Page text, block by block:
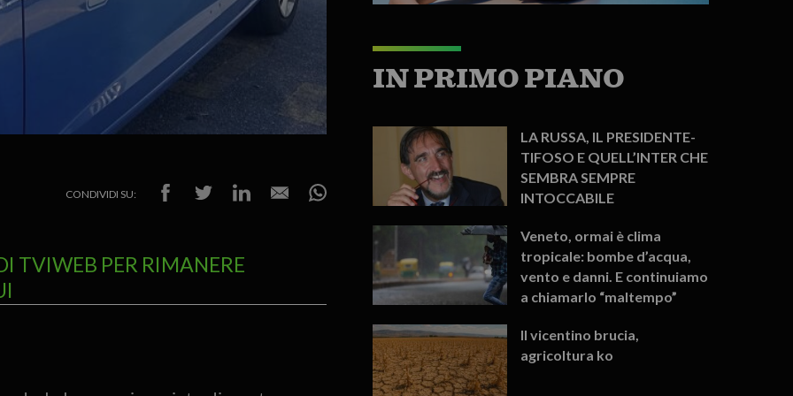
CONDIVIDI SU:
TVIWEB PER RIMANERE
IN PRIMO PIANO
LA RUSSA, IL PRESIDENTE-
TIFOSO E QUELL’INTER CHE
SEMBRA SEMPRE
INTOCCABILE
Veneto, ormai è clima
tropicale: bombe d’acqua,
vento e danni. E continuiamo
a chiamarlo “maltempo”
Il vicentino brucia,
agricoltura ko